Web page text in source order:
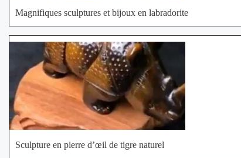
Magnifiques sculptures et bijoux en labradorite
Sculpture en pierre d’œil de tigre naturel